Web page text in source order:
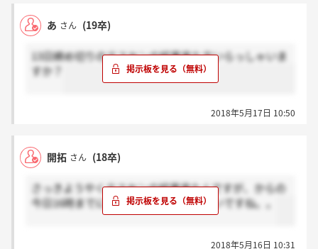
あ さん (19卒)
13日締め切りのテスセンの結果来た方いらっしゃいま
すか？
2018年5月17日 10:50
開拓 さん (18卒)
さっきようやくテスセンの結果来たんですが、からの
今日16時までに面談予約ってスパン凄いですね。。
2018年5月16日 10:31